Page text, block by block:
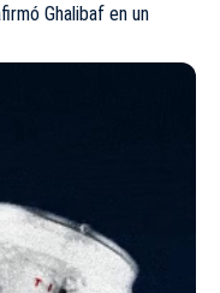
Ghalibaf en un